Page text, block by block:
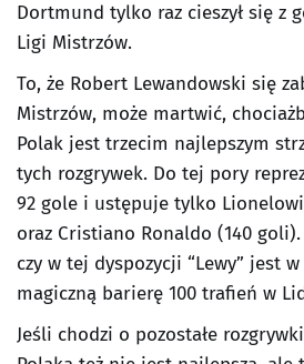
Dortmund tylko raz cieszył się z
Ligi Mistrzów.
To, że Robert Lewandowski się
Mistrzów, może martwić,
Polak jest trzecim najlepszym
tych rozgrywek. Do tej pory
92 gole i ustępuje tylko
oraz Cristiano Ronaldo (140
czy w tej dyspozycji “Lewy” jest
magiczną barierę 100 trafień w
Jeśli chodzi o pozostałe